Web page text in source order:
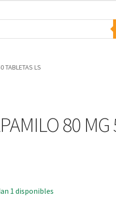
TABLETAS LS
80
1 disponibles